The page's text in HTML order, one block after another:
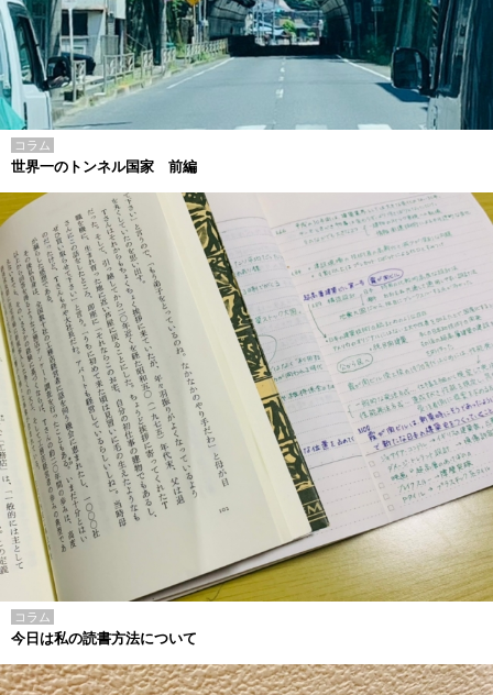
コラム
世界一のトンネル国家 前編
コラム
今日は私の読書方法について